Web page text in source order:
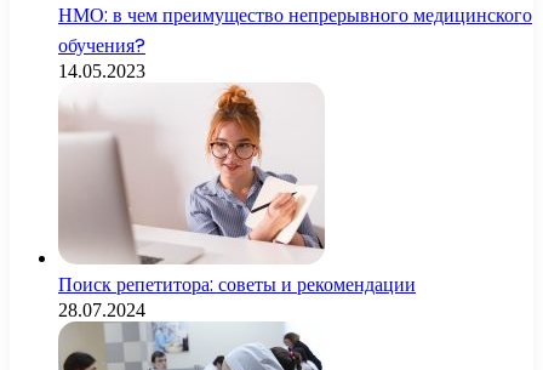
НМО: в чем преимущество непрерывного медицинского
обучения?
14.05.2023
Поиск репетитора: советы и рекомендации
28.07.2024